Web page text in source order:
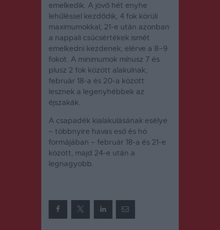
emelkedik. A jövő hét enyhe
lehűléssel kezdődik, 4 fok körüli
maximumokkal, 21-e után azonban
a nappali csúcsértékek ismét
emelkedni kezdenek, elérve a 8–9
fokot. A minimumok mínusz 7 és
plusz 2 fok között alakulnak,
február 18-a és 20-a között
lesznek a legenyhébbek az
éjszakák.
A csapadék kialakulásának esélye
– többnyire havas eső és hó
formájában – február 18-a és 21-e
között, majd 24-e után a
legnagyobb.